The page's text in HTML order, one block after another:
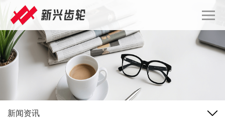
新闻资讯